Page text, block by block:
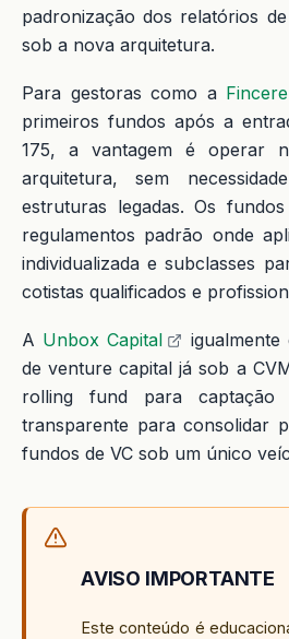
padronização dos relatórios
sob a nova arquitetura.
Para gestoras como a Fincere
primeiros fundos após a
175, a vantagem é operar
arquitetura, sem
estruturas legadas. Os
regulamentos padrão onde
individualizada e subclasses
cotistas qualificados e
A Unbox Capital
de venture capital já sob a
rolling fund para
transparente para consolidar
fundos de VC sob um único
AVISO IMPORTANTE
Este conteúdo é